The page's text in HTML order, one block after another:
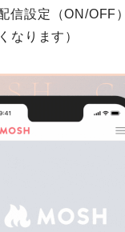
信設定（ON/OFF
なります）